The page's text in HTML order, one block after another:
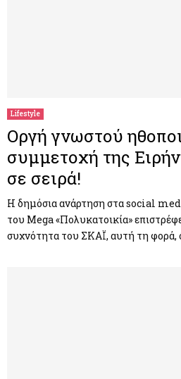
Lifestyle
Οργή γνωστού
συμμετοχή της
σε σειρά!
Η δημόσια ανάρτηση στα social
του Mega «Πολυκατοικία»
συχνότητα του ΣΚΑΪ, αυτή τη φορά,